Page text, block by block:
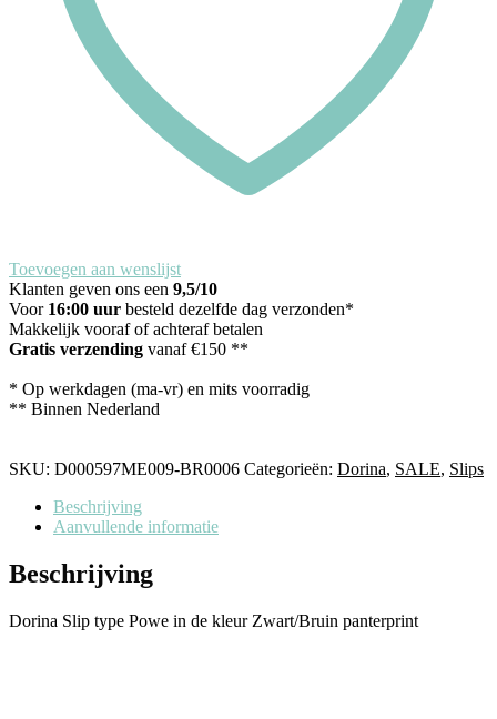
Toevoegen aan wenslijst
Klanten geven ons een 9,5/10
Voor 16:00 uur besteld dezelfde dag verzonden*
Makkelijk vooraf of achteraf betalen
Gratis verzending vanaf €150 **
* Op werkdagen (ma-vr) en mits voorradig
** Binnen Nederland
SKU: D000597ME009-BR0006 Categorieën: Dorina, SALE, Slips
Beschrijving
Aanvullende informatie
Beschrijving
Dorina Slip type Powe in de kleur Zwart/Bruin panterprint